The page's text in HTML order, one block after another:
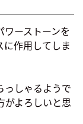
ワーストーンを
に作用してしま
っしゃるようで
がよろしいと思